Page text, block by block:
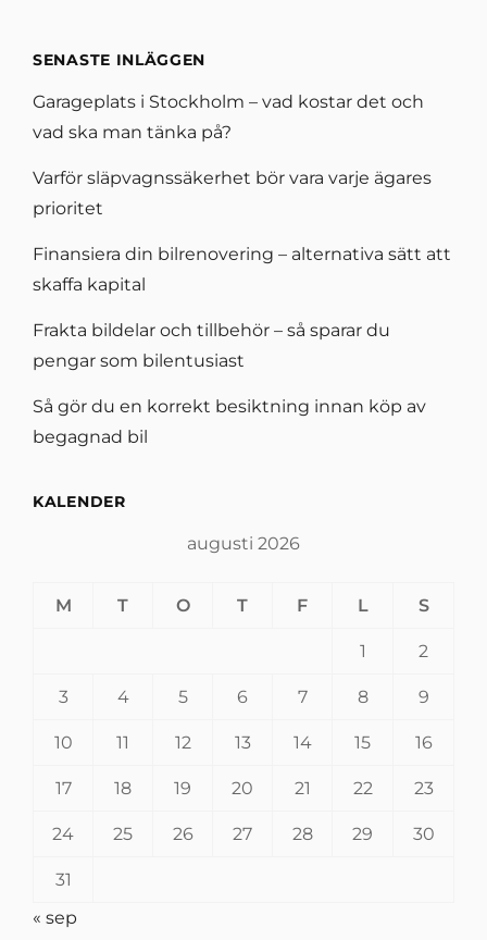
SENASTE INLÄGGEN
Garageplats i Stockholm – vad kostar det och
vad ska man tänka på?
Varför släpvagnssäkerhet bör vara varje ägares
prioritet
Finansiera din bilrenovering – alternativa sätt att
skaffa kapital
Frakta bildelar och tillbehör – så sparar du
pengar som bilentusiast
Så gör du en korrekt besiktning innan köp av
begagnad bil
KALENDER
augusti 2026
M T O T F L S
1 2
3 4 5 6 7 8 9
10 11 12 13 14 15 16
17 18 19 20 21 22 23
24 25 26 27 28 29 30
31
« sep